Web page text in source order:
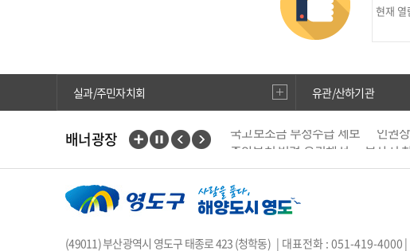
실과/주민자치회 유관/산하기관
배너광장
중앙부처 법령 유권해석
부산시
위해식품 정보공개
에어코리아
(49011) 부산광역시 영도구 태종로 423 (청학동) | 대표전화 : 051-419-4000